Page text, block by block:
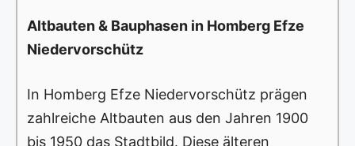
Altbauten & Bauphasen in Homberg Efze
Niedervorschütz
In Homberg Efze Niedervorschütz prägen
zahlreiche Altbauten aus den Jahren 1900
bis 1950 das Stadtbild. Diese älteren